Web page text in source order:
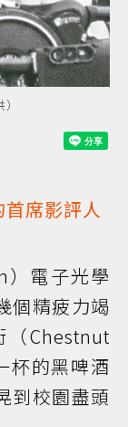
席影評人
）電子光學
個精疲力竭
Chestnut
杯的黑啤酒
到校園盡頭